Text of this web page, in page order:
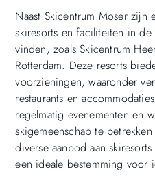
Naast Skicentrum Moser zijn
skiresorts en faciliteiten in
vinden, zoals Skicentrum
Rotterdam. Deze resorts
voorzieningen, waaronder
restaurants en
regelmatig evenementen en
skigemeenschap te
diverse aanbod aan
een ideale bestemming voor